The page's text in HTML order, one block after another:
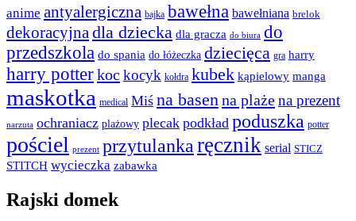
anime antyalergiczna bajka bawełna bawełniana brelok
dekoracyjna dla dziecka dla gracza do biura do
przedszkola do spania do łóżeczka dziecięca gra harry
harry potterkoc kocyk kołdra kubek kąpielowy manga
maskotka medical Miś na basen na plażena prezent
narzuta ochraniacz plażowy plecak podkład poduszka potter
pościel prezent przytulanka ręcznik serial STICZ
STITCH wycieczka zabawka
Rajski domek